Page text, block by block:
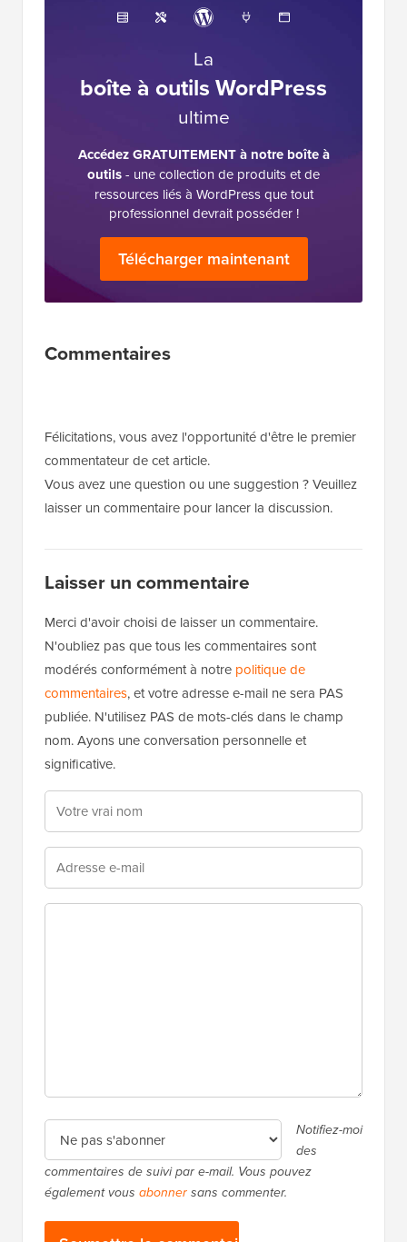
La
boîte à outils WordPress
ultime
Accédez GRATUITEMENT à notre boîte à
outils- une collection de produits et de
ressources liés à WordPress que tout
professionnel devrait posséder !
Télécharger maintenant
Interactions
Commentaires
Félicitations, vous avez l'opportunité d'être le premier
commentateur de cet article.
Vous avez une question ou une suggestion ? Veuillez
laisser un commentaire pour lancer la discussion.
Laisser un commentaire
Merci d'avoir choisi de laisser un commentaire.
N'oubliez pas que tous les commentaires sont
modérés conformément à notre politique de
commentaires, et votre adresse e-mail ne sera PAS
publiée. N'utilisez PAS de mots-clés dans le champ
nom. Ayons une conversation personnelle et
significative.
Notifiez-moi
des
commentaires de suivi par e-mail. Vous pouvez
également vous abonnersans commenter.